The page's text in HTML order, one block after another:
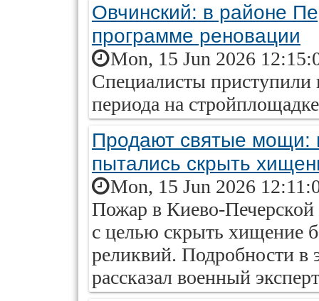
Овчинский: в районе
программе реновации
Mon, 15 Jun 2026
Специалисты приступили
периода на
Продают святые мощи:
пытались скрыть
Mon, 15 Jun 2026
Пожар в Киево-Печерской
с целью скрыть хищение
реликвий. Подробности
рассказал военный